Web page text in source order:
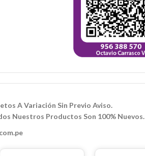
A Variación Sin Previo Aviso.
Nuestros Productos Son 100% Nuevos.